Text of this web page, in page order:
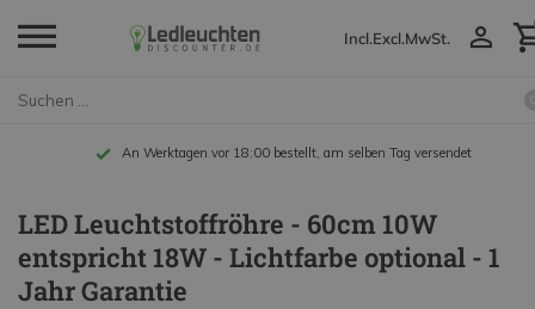
Incl.Excl.MwSt.
An Werktagen vor 18:00 bestellt, am selben Tag versendet
LED Leuchtstoffröhre - 60cm 10W
entspricht 18W - Lichtfarbe optional - 1
Jahr Garantie